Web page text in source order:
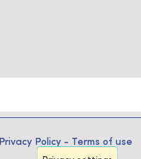
Privacy Policy - Terms of use